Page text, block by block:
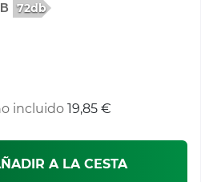
72db
incluido 19,85 €
A LA CESTA